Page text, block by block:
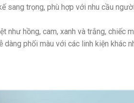
sang trọng, phù hợp với nhu cầu
như hồng, cam, xanh và trắng, chiếc
phối màu với các linh kiện khác